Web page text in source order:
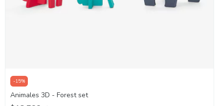
-15%
Animales 3D - Forest set